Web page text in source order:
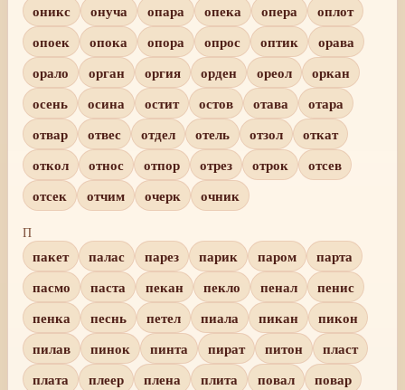
оникс
онуча опара опека опера
оплот
опоек
опока опора опрос оптик
орава
орало
орган оргия орден ореол
оркан
осень
осина остит остов отава
отара
отвар
отвес отдел отель отзол
откат
откол
относ отпор отрез отрок
отсев
отсек
отчим очерк очник
П
пакет палас парез парик паром
парта
пасмо
паста пекан пекло пенал
пенис
пенка
песнь петел пиала пикан
пикон
пилав
пинок пинта пират питон
пласт
плата
плеер плена плита повал
повар